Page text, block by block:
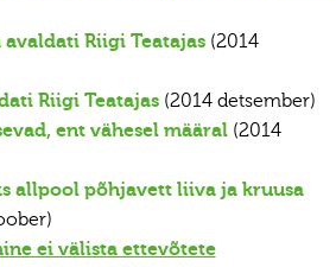
Riigi Teatajas(2014
Riigi Teatajas(2014 detsember)
ent vähesel määral (2014
allpool põhjavett liiva ja kruusa
ei välista ettevõtete